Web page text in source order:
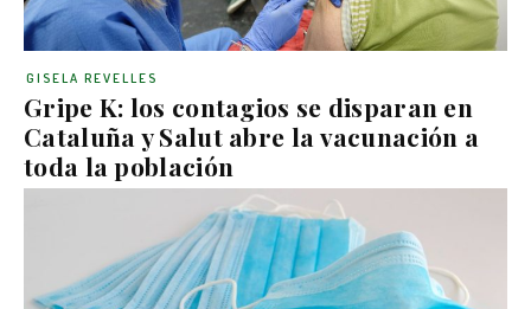
Gripe K: los contagios se disparan en
Cataluña y Salut abre la vacunación a
toda la población
GISELA REVELLES